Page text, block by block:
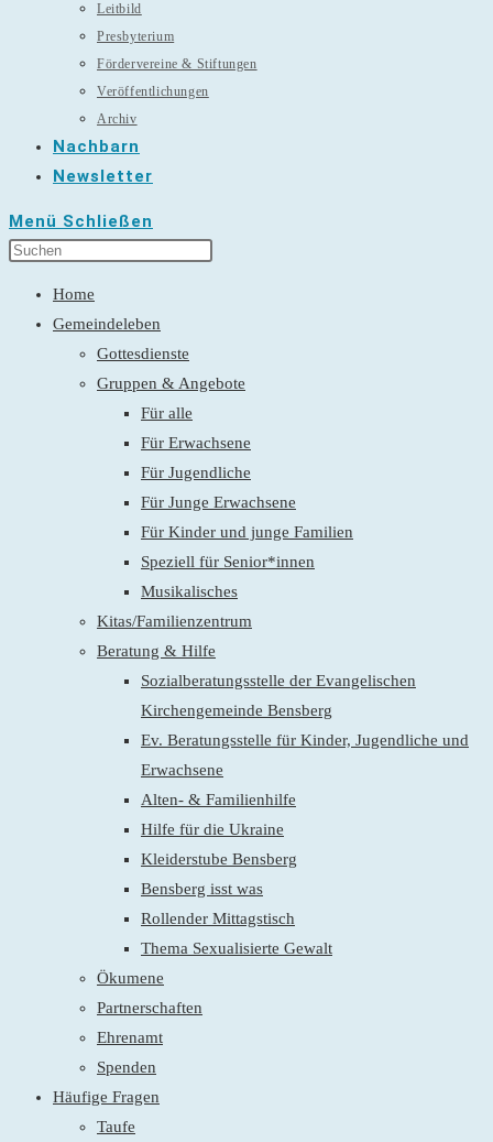
Leitbild
Presbyterium
Fördervereine & Stiftungen
Veröffentlichungen
Archiv
Nachbarn
Newsletter
Menü Schließen
Home
Gemeindeleben
Gottesdienste
Gruppen & Angebote
Für alle
Für Erwachsene
Für Jugendliche
Für Junge Erwachsene
Für Kinder und junge Familien
Speziell für Senior*innen
Musikalisches
Kitas/Familienzentrum
Beratung & Hilfe
Sozialberatungsstelle der Evangelischen
Kirchengemeinde Bensberg
Ev. Beratungsstelle für Kinder, Jugendliche und
Erwachsene
Alten- & Familienhilfe
Hilfe für die Ukraine
Kleiderstube Bensberg
Bensberg isst was
Rollender Mittagstisch
Thema Sexualisierte Gewalt
Ökumene
Partnerschaften
Ehrenamt
Spenden
Häufige Fragen
Taufe